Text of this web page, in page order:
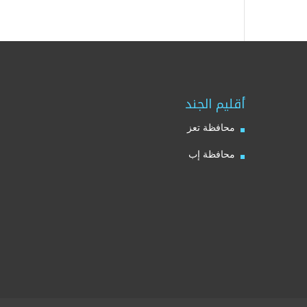
أقليم الجند
محافظة تعز
محافظة إب